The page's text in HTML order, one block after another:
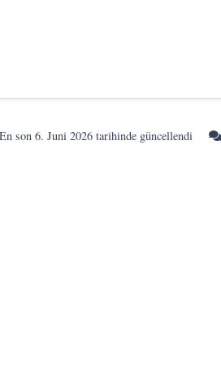
En son6. Juni 2026 tarihinde güncellendi